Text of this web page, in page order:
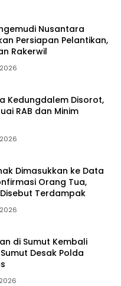
Nusantara
Persiapan Pelantikan,
Rakerwil
Kedungdalem Disorot,
RAB dan Minim
Dimasukkan ke Data
Orang Tua,
Terdampak
di Sumut Kembali
Desak Polda